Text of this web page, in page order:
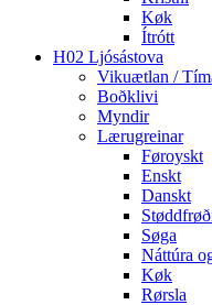
Køk
Ítrótt
H02 Ljósástova
Vikuætlan /
Boðklivi
Myndir
Lærugreinar
Føroyskt
Enskt
Danskt
Søga
Náttúra
Køk
Rørsla